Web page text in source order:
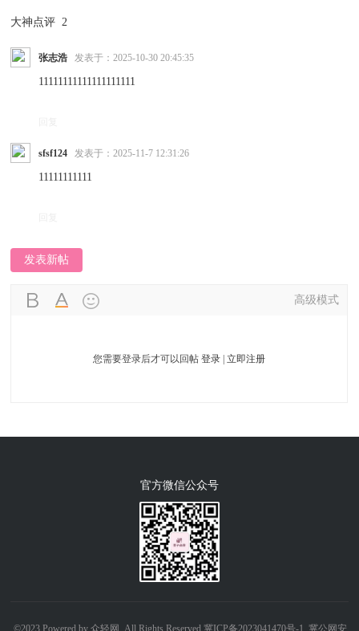
大神点评 2
张志浩 发表于：2025-10-30 20:45:35
11111111111111111111
sfsf124 发表于：2025-11-7 12:31:26
11111111111
发表新帖
高级模式
您需要登录后才可以回帖登录 |立即注册
官方微信公众号
©2023 Powered by 众轻网 ,All Rights Reserved 冀ICP备2023041470号-1 冀公网安